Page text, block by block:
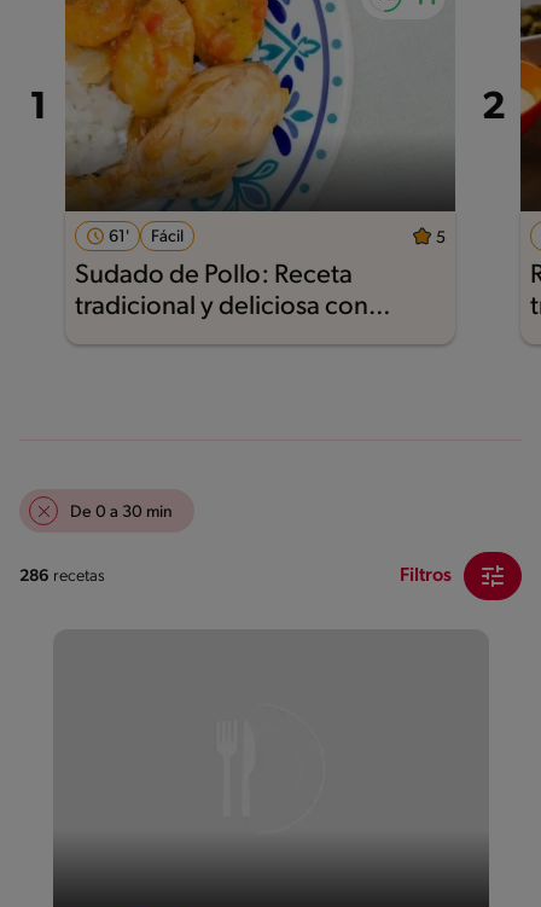
61' Fácil 5
Sudado de Pollo: Receta
tradicional y deliciosa con
Nestlé®
De 0 a 30 min
286 recetas Filtros